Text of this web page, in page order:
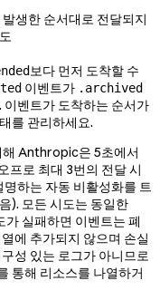
생한 순서대로 전달되지
보다 먼저 도착할 수
이벤트가 .archived
벤트가 도착하는 순서가
를 관리하세요.
해 Anthropic은 5초에서
프로 최대 3번의 전달 시
하는 자동 비활성화를 트
). 모든 시도는 동일한
가 실패하면 이벤트는 폐
에 추가되지 않으며 손실
성 있는 로그가 아니므로
통해 리소스를 나열하거